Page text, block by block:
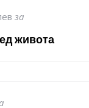
за
живота